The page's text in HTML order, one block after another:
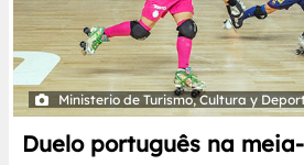
Ministerio de Turismo, Cultura y
Duelo português na